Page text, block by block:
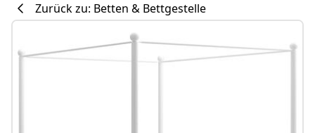
Zurück zu: Betten & Bettgestelle